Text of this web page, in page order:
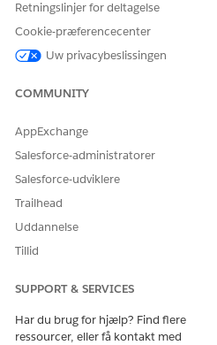
Kører denne handling en
eller flere
meddelelsesskabeloner?
LØSTE DENNE
Giv os besked, så vi
Retningslinjer for deltagelse
Cookie-præferencecenter
Uw privacybeslissingen
COMMUNITY
AppExchange
Salesforce-administratorer
Salesforce-udviklere
Trailhead
Uddannelse
Tillid
SUPPORT & SERVICES
Har du brug for hjælp? Find flere
ressourcer, eller få kontakt med